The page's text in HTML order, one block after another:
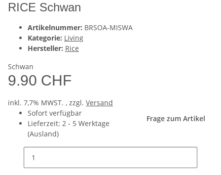
RICE Schwan
Artikelnummer: BRSOA-MISWA
Kategorie: Living
Hersteller: Rice
Schwan
9.90 CHF
inkl. 7,7% MWST. , zzgl. Versand
Sofort verfügbar
Lieferzeit: 2 - 5 Werktage
(Ausland)
Frage zum Artikel